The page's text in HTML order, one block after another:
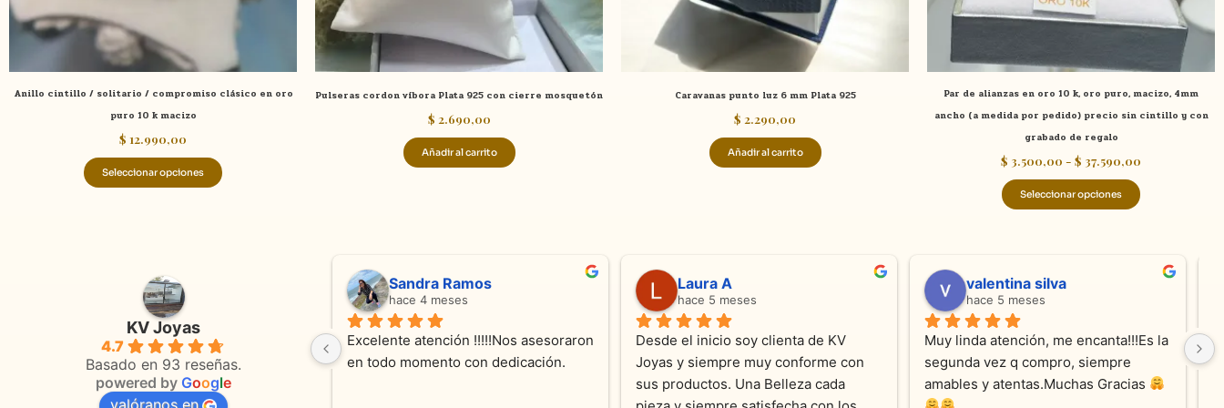
Anillo cintillo / solitario / compromiso clásico en oro
puro 10 k macizo
$ 12.990,00
Seleccionar opciones
de
producto
Pulseras cordon víbora Plata 925 con cierre mosquetón
$ 2.690,00
Añadir al carrito
Caravanas punto luz 6 mm Plata 925
$ 2.290,00
Añadir al carrito
Par de alianzas en oro 10 k, oro puro, macizo, 4mm
ancho (a medida por pedido) precio sin cintillo y con
grabado de regalo
$ 3.500,00 - $ 37.590,00
Seleccionar opciones
la
página
de
producto
KV Joyas
4.7
Basado en 93 reseñas.
powered by Google
valóranos en
Adriana Ghisoli
hace 3 meses
Muy buena atención, con amabilidad y
orientaciones convenientes
Sandra Ramos
hace 4 meses
Excelente atención !!!!!Nos asesoraron
en todo momento con dedicación.
Laura A
hace 5 meses
Desde el inicio soy clienta de KV
Joyas y siempre muy conforme con
sus productos. Una Belleza cada
valentina silva
hace 5 meses
Muy linda atención, me encanta!!!Es la
segunda vez q compro, siempre
amables y atentas.Muchas Gracias